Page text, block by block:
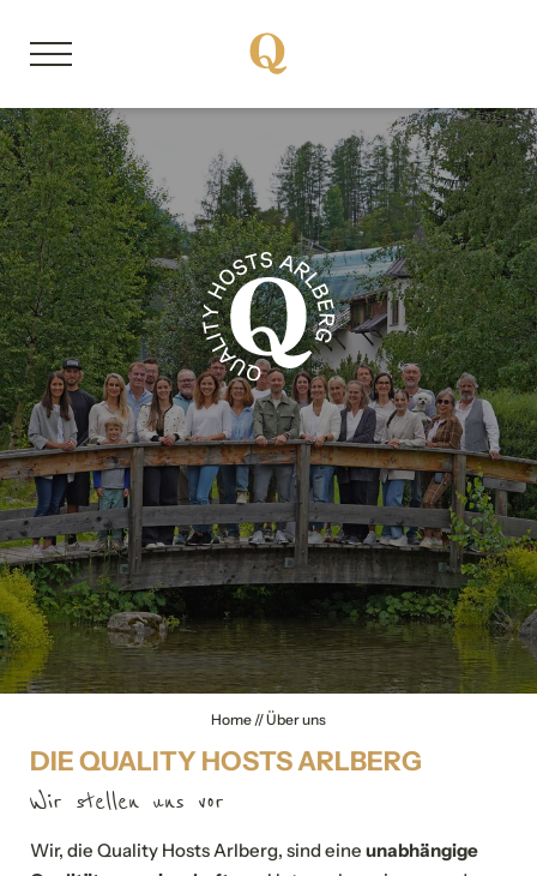
DE EN
Über uns
Mitgliedsbetriebe
Unsere Storys
Quality Hosts erleben
Sanfte Anreise
Home //Über uns
DIE QUALITY HOSTS ARLBERG
Wir stellen uns vor
Wir, die Quality Hosts Arlberg, sind eine unabhängige